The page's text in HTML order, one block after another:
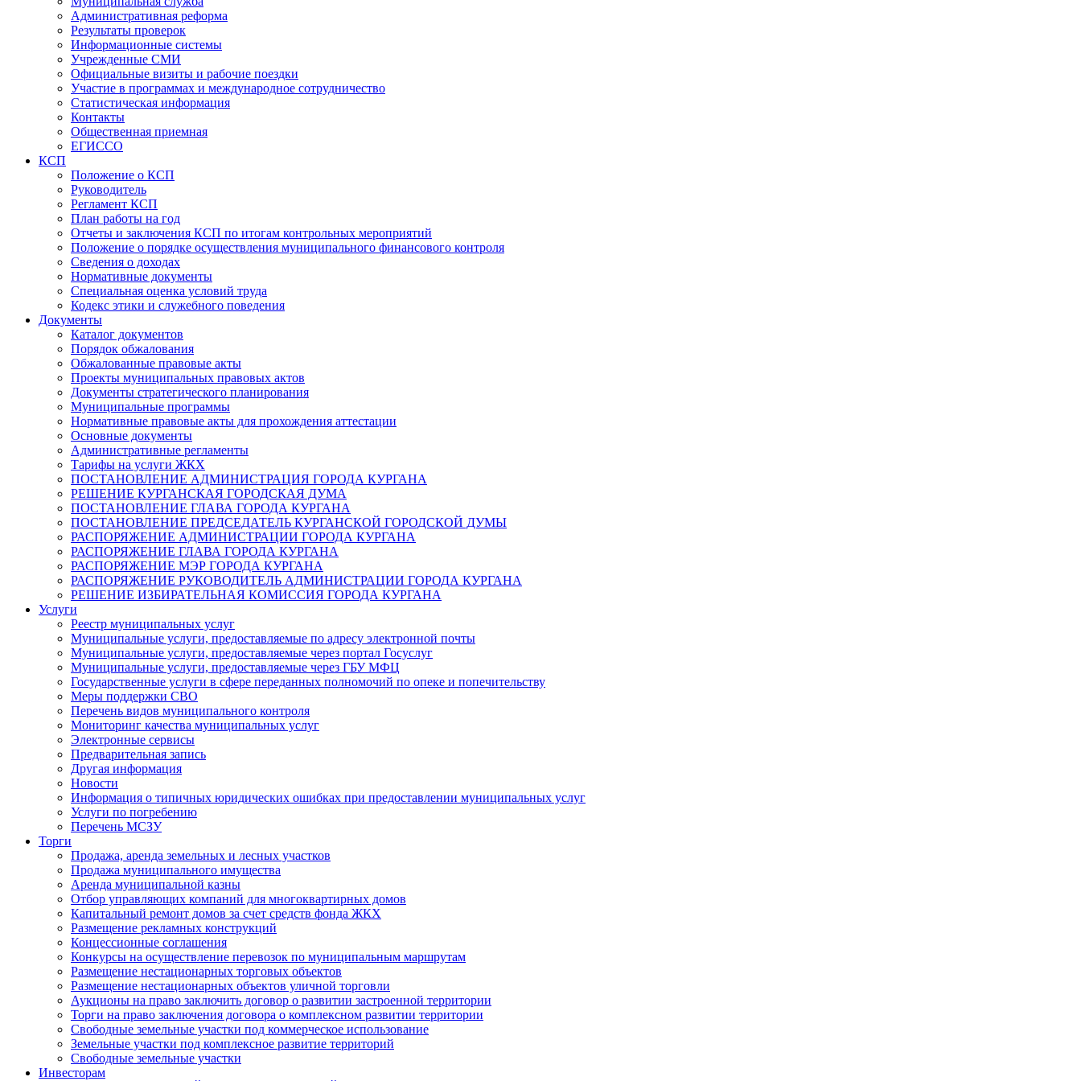
Административная реформа
Результаты проверок
Информационные системы
Учрежденные СМИ
Официальные визиты и рабочие поездки
Участие в программах и международное сотрудничество
Статистическая информация
Контакты
Общественная приемная
ЕГИССО
КСП
Положение о КСП
Руководитель
Регламент КСП
План работы на год
Отчеты и заключения КСП по итогам контрольных мероприятий
Положение о порядке осуществления муниципального финансового контроля
Сведения о доходах
Нормативные документы
Специальная оценка условий труда
Кодекс этики и служебного поведения
Документы
Каталог документов
Порядок обжалования
Обжалованные правовые акты
Проекты муниципальных правовых актов
Документы стратегического планирования
Муниципальные программы
Нормативные правовые акты для прохождения аттестации
Основные документы
Административные регламенты
Тарифы на услуги ЖКХ
ПОСТАНОВЛЕНИЕ АДМИНИСТРАЦИЯ ГОРОДА КУРГАНА
РЕШЕНИЕ КУРГАНСКАЯ ГОРОДСКАЯ ДУМА
ПОСТАНОВЛЕНИЕ ГЛАВА ГОРОДА КУРГАНА
ПОСТАНОВЛЕНИЕ ПРЕДСЕДАТЕЛЬ КУРГАНСКОЙ ГОРОДСКОЙ ДУМЫ
РАСПОРЯЖЕНИЕ АДМИНИСТРАЦИИ ГОРОДА КУРГАНА
РАСПОРЯЖЕНИЕ ГЛАВА ГОРОДА КУРГАНА
РАСПОРЯЖЕНИЕ МЭР ГОРОДА КУРГАНА
РАСПОРЯЖЕНИЕ РУКОВОДИТЕЛЬ АДМИНИСТРАЦИИ ГОРОДА КУРГАНА
РЕШЕНИЕ ИЗБИРАТЕЛЬНАЯ КОМИССИЯ ГОРОДА КУРГАНА
Услуги
Реестр муниципальных услуг
Муниципальные услуги, предоставляемые по адресу электронной почты
Муниципальные услуги, предоставляемые через портал Госуслуг
Муниципальные услуги, предоставляемые через ГБУ МФЦ
Государственные услуги в сфере переданных полномочий по опеке и попечительству
Меры поддержки СВО
Перечень видов муниципального контроля
Мониторинг качества муниципальных услуг
Электронные сервисы
Предварительная запись
Другая информация
Новости
Информация о типичных юридических ошибках при предоставлении муниципальных услуг
Услуги по погребению
Перечень МСЗУ
Торги
Продажа, аренда земельных и лесных участков
Продажа муниципального имущества
Аренда муниципальной казны
Отбор управляющих компаний для многоквартирных домов
Капитальный ремонт домов за счет средств фонда ЖКХ
Размещение рекламных конструкций
Концессионные соглашения
Конкурсы на осуществление перевозок по муниципальным маршрутам
Размещение нестационарных торговых объектов
Размещение нестационарных объектов уличной торговли
Аукционы на право заключить договор о развитии застроенной территории
Торги на право заключения договора о комплексном развитии территории
Свободные земельные участки под коммерческое использование
Земельные участки под комплексное развитие территорий
Свободные земельные участки
Инвесторам